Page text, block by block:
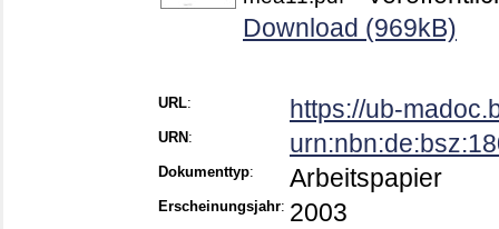
Download (969kB)
URL: https://ub-
URN :
Dokumenttyp: Arbeitspapier
Erscheinungsjahr: 2003